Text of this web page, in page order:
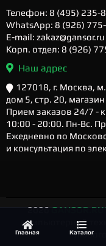
Главная Каталог
Телефон: 8 (495) 235-
WhatsApp: 8 (926)
E-mail: zakaz@gansor.ru
Корп. отдел: 8 (926)
Наш адрес
127018, г. Москва,
дом 5, стр. 20, магазин
Прием заказов 24/7 -
10:00 - 20:00. Пн-Вс.
Ежедневно по
и консультация по
2026GANSOR.RU
компьютерной